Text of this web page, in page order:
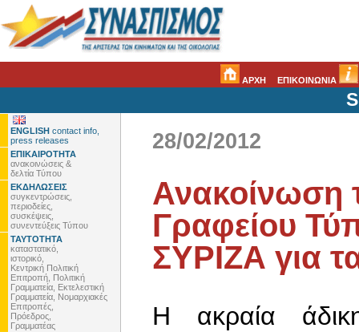
ΑΡΧΗ ΕΠΙΚΟΙΝΩΝΙΑ
ENGLISH contact info,
press releases
ΕΠΙΚΑΙΡΟΤΗΤΑ
ανακοινώσεις &
δελτία Τύπου
ΕΚΔΗΛΩΣΕΙΣ
συγκεντρώσεις,
περιοδείες,
συσκέψεις,
συνεντεύξεις Τύπου
ΤΑΥΤΟΤΗΤΑ
καταστατικό,
ιστορικό,
Κεντρική Πολιτική
Επιτροπή, Πολιτική
Γραμματεία, Εκτελεστική
Γραμματεία, Νομαρχιακές
Επιτροπές,
Πρόεδρος,
Γραμματέας
28/02/2012
Ανακοίνωση
Γραφείου
ΣΥΡΙΖΑ για
Η ακραία